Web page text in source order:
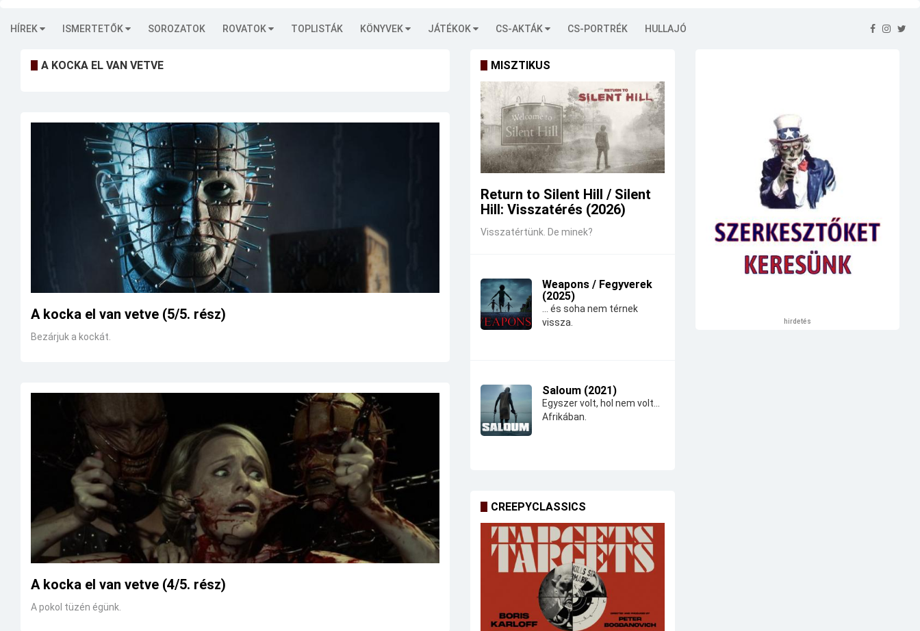
HÍREK ISMERTETŐK SOROZATOK ROVATOK TOPLISTÁK KÖNYVEK JÁTÉKOK CS-AKTÁK CS-PORTRÉK HULLAJÓ
A KOCKA EL VAN VETVE
A kocka el van vetve (5/5. rész)
Bezárjuk a kockát.
A kocka el van vetve (4/5. rész)
A pokol tüzén égünk.
MISZTIKUS
Return to Silent Hill / Silent
Hill: Visszatérés (2026)
Visszatértünk. De minek?
Weapons / Fegyverek
(2025)
... és soha nem térnek
vissza.
Saloum (2021)
Egyszer volt, hol nem volt...
Afrikában.
CREEPYCLASSICS
hirdetés